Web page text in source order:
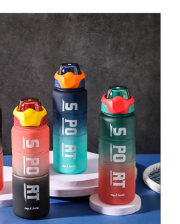
que lleguen a usted
de agua 8056 está
día. Ya sea que esté
una botella de agua
el negro clásico, el rojo
opción de color está
personales,
bambú en el cuerpo, que